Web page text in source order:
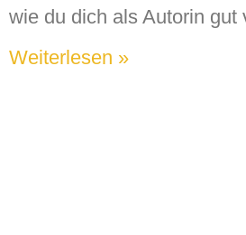
wie du dich als Autorin gut
Weiterlesen »